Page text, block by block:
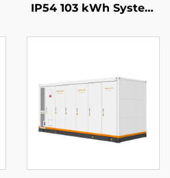
IP54 103 kWh System
energii komercyjnej z
Off-Grid BESS